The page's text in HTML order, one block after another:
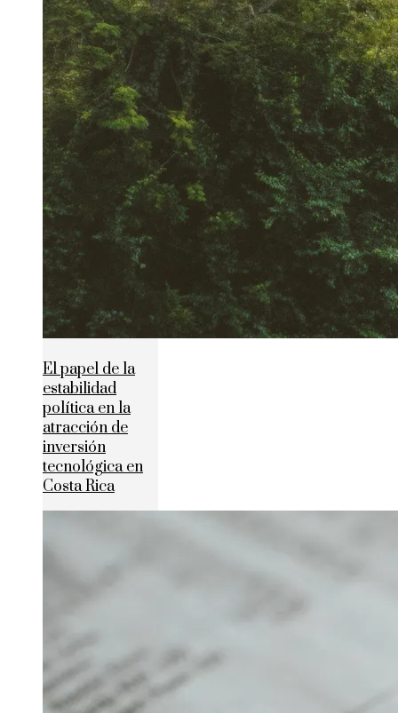
El papel de la
estabilidad
política en la
atracción de
inversión
tecnológica en
Costa Rica